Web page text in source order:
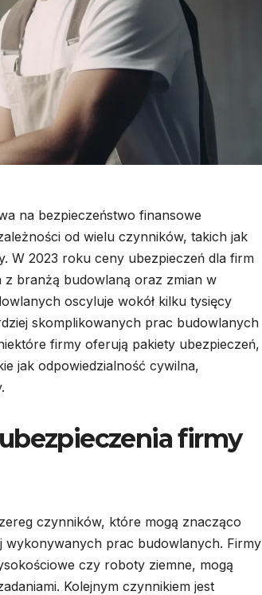
na bezpieczeństwo finansowe
od wielu czynników, takich jak
W 2023 roku ceny ubezpieczeń dla firm
branżą budowlaną oraz zmian w
oscyluje wokół kilku tysięcy
skomplikowanych prac budowlanych
firmy oferują pakiety ubezpieczeń,
jak odpowiedzialność cywilna,
firmy
czynników, które mogą znacząco
wykonywanych prac budowlanych. Firmy
czy roboty ziemne, mogą
Kolejnym czynnikiem jest